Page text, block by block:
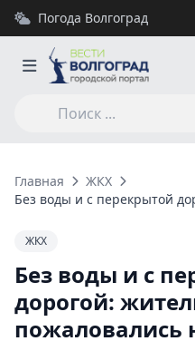
Погода Волгоград
Главная
ЖКХ
Без воды и с перекрытой
ЖКХ
Без воды и с
дорогой:
пожаловались